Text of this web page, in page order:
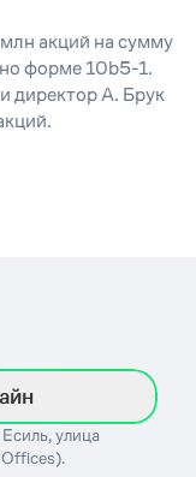
акций на сумму
форме 10b5-1.
директор А. Брук
улица
Offices).